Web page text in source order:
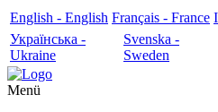
English - English Français - France
Українська -
Ukraine
Svenska -
Sweden
Menü